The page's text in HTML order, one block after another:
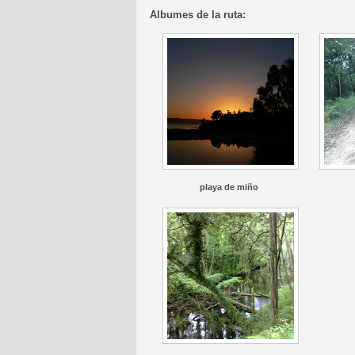
Albumes de la ruta:
playa de miño